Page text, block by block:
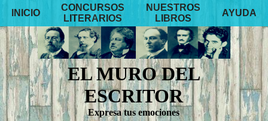
INICIO
CONCURSOS
LITERARIOS
NUESTROS
LIBROS
AYUDA
EL MURO DEL
ESCRITOR
Expresa tus emociones